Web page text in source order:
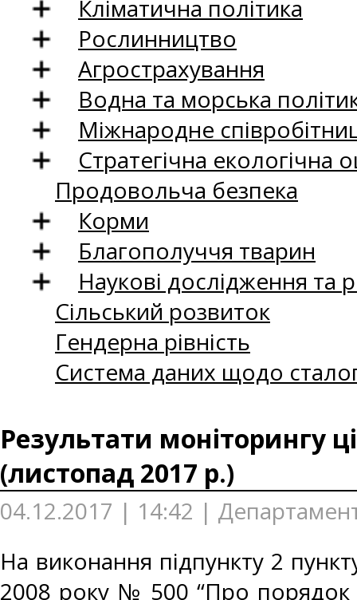
Кліматична політика
Рослинництво
Агрострахування
Водна та морська
Міжнародне
Стратегічна екологічна
Продовольча безпека
Корми
Благополуччя тварин
Наукові дослідження та
Сільський розвиток
Гендерна рівність
Система даних щодо
Результати моніторингу
(листопад 2017 р.)
04.12.2017 | 14:42 |
На виконання підпункту 2
2008 року № 500 “Про порядок